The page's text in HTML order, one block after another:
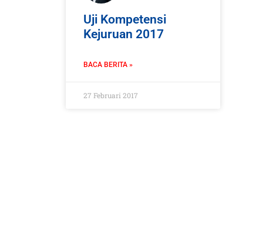
Uji Kompetensi
Kejuruan 2017
BACA BERITA »
27 Februari 2017